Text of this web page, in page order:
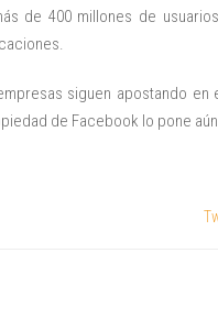
de 400 millones de
siguen apostando
de Facebook lo pone